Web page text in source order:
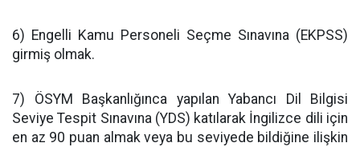
6) Engelli Kamu Personeli Seçme Sınavına (EKPSS)
girmiş olmak.
7) ÖSYM Başkanlığınca yapılan Yabancı Dil Bilgisi
Seviye Tespit Sınavına (YDS) katılarak İngilizce dili için
en az 90 puan almak veya bu seviyede bildiğine ilişkin